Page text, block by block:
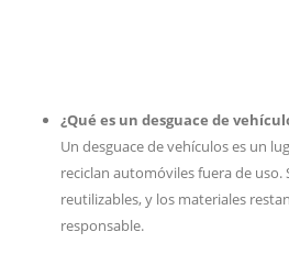
¿Qué es un desguace de
Un desguace de vehículos es un
reciclan automóviles fuera de uso.
reutilizables, y los materiales
responsable.